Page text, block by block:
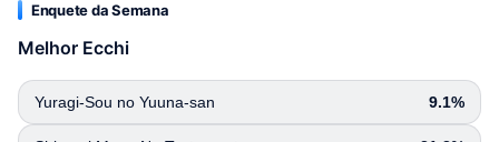
Enquete da Semana
Melhor Ecchi
Yuragi-Sou no Yuuna-san 9.1%